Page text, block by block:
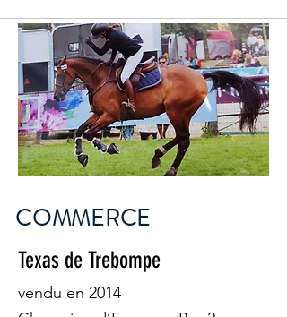
COMMERCE
Texas de Trebompe
vendu en 2014